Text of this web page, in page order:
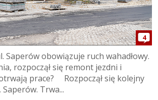
4
Saperów obowiązuje ruch wahadłowy.
rozpoczął się remont jezdni i
prace? Rozpoczął się kolejny
Trwa...